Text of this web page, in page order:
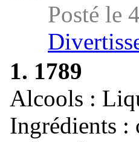
Posté le
1. 1789
Alcools :
Ingrédients :